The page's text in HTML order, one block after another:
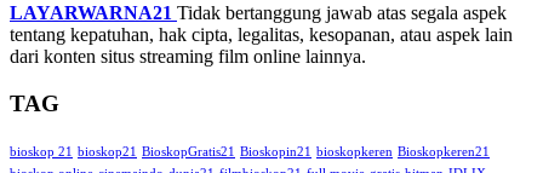
LAYARWARNA21 Tidak bertanggung jawab atas segala aspek
tentang kepatuhan, hak cipta, legalitas, kesopanan, atau aspek lain
dari konten situs streaming film online lainnya.
TAG
bioskop 21 bioskop21 BioskopGratis21 Bioskopin21 bioskopkeren Bioskopkeren21